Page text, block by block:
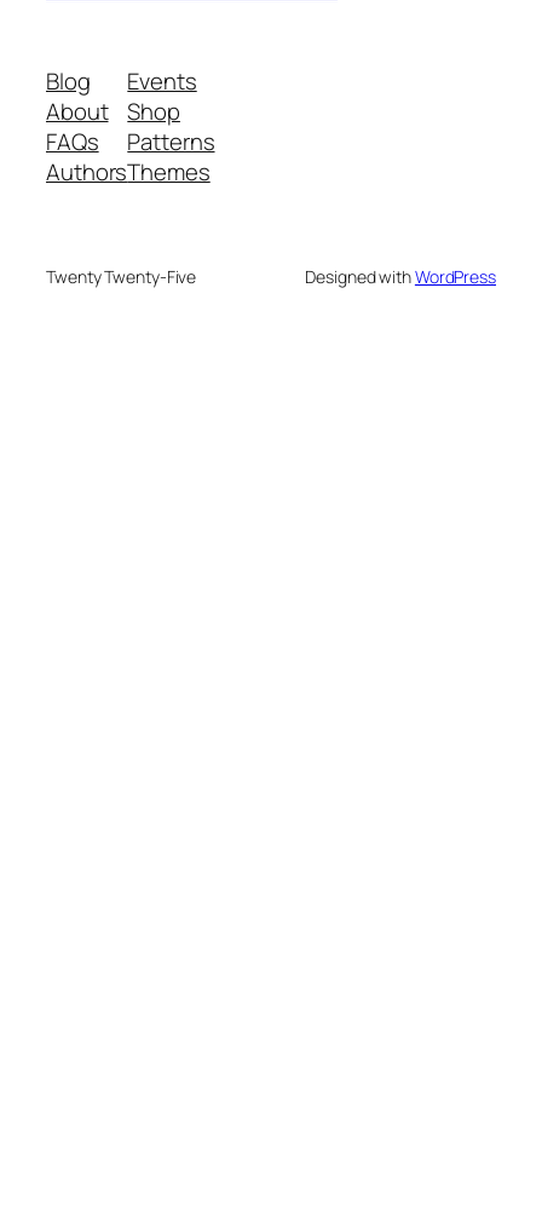
Blog
About
FAQs
Authors
Events
Shop
Patterns
Themes
Twenty Twenty-Five Designed withWordPress